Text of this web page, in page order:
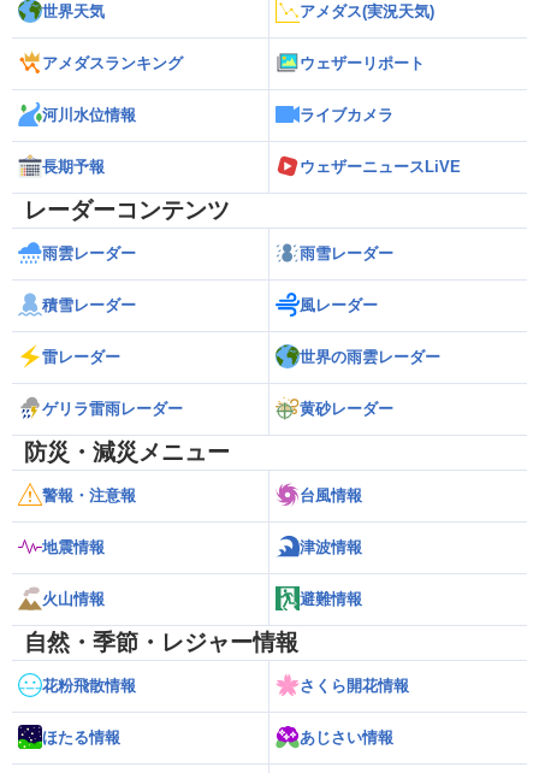
世界天気 アメダス(実況天気)
アメダスランキング ウェザーリポート
河川水位情報 ライブカメラ
長期予報 ウェザーニュースLiVE
レーダーコンテンツ
雨雲レーダー 雨雪レーダー
積雪レーダー 風レーダー
雷レーダー 世界の雨雲レーダー
ゲリラ雷雨レーダー 黄砂レーダー
防災・減災メニュー
警報・注意報 台風情報
地震情報 津波情報
火山情報 避難情報
自然・季節・レジャー情報
花粉飛散情報 さくら開花情報
ほたる情報 あじさい情報